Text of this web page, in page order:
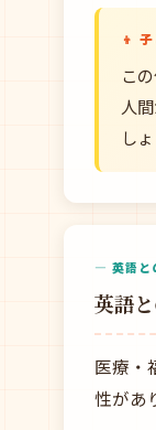
👦
こ
人
しょ
— 英語と
英語
医療・
性があ